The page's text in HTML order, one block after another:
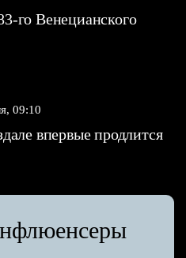
го Венецианского
09:10
впервые продлится